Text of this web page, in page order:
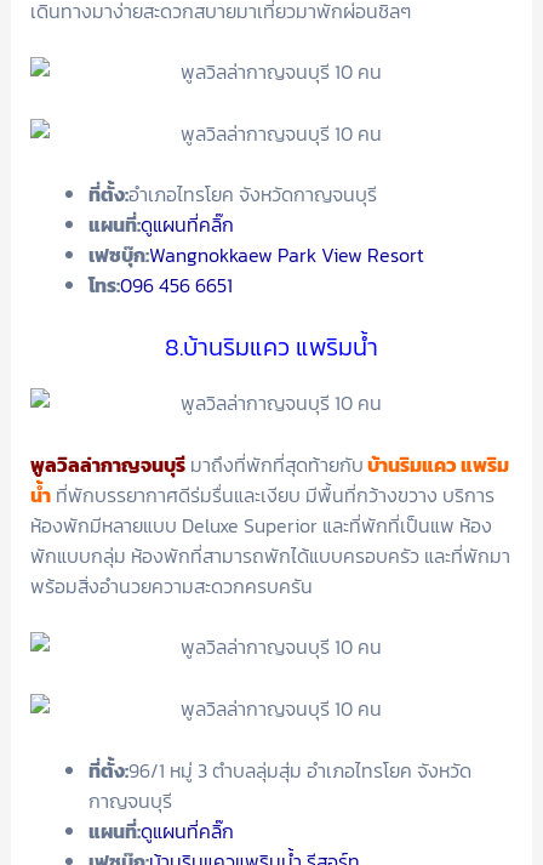
เดินทางมาง่ายสะดวกสบายมาเที่ยวมาพักผ่อนชิลๆ
ที่ตั้ง:อำเภอไทรโยค จังหวัดกาญจนบุรี
แผนที่:ดูแผนที่คลิ๊ก
เฟซบุ๊ก:Wangnokkaew Park View Resort
โทร:096 456 6651
8.บ้านริมแคว แพริมน้ำ
พูลวิลล่ากาญจนบุรีมาถึงที่พักที่สุดท้ายกับบ้านริมแคว แพริม
น้ำที่พักบรรยากาศดีร่มรื่นและเงียบ มีพื้นที่กว้างขวาง บริการ
ห้องพักมีหลายแบบ Deluxe Superior และที่พักที่เป็นแพ ห้อง
พักแบบกลุ่ม ห้องพักที่สามารถพักได้แบบครอบครัว และที่พักมา
พร้อมสิ่งอำนวยความสะดวกครบครัน
ที่ตั้ง:96/1 หมู่ 3 ตำบลลุ่มสุ่ม อำเภอไทรโยค จังหวัด
กาญจนบุรี
แผนที่:ดูแผนที่คลิ๊ก